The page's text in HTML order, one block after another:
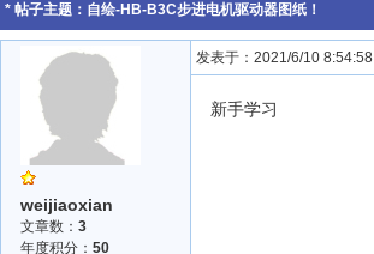
* 帖子主题： 自绘-HB-B3C步进电机驱动器图纸！
weijiaoxian
文章数： 3
年度积分： 50
发表于：2021/6/10 8:54:58
新手学习